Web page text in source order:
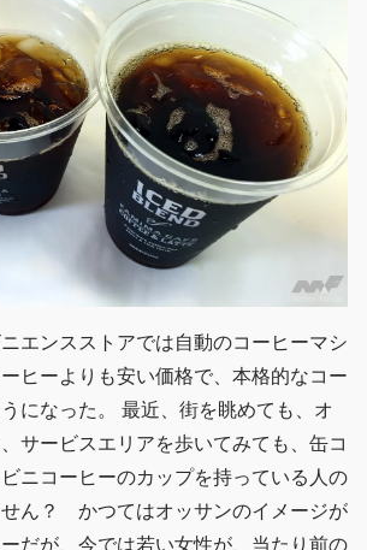
エンスストアでは自動のコーヒーマシ
ヒーよりも安い価格で、本格的なコー
になった。 最近、街を眺めても、オ
サービスエリアを歩いてみても、缶コ
ニコーヒーのカップを持っている人の
ん？ かつてはオッサンのイメージが
だが、今では若い女性が、当たり前の